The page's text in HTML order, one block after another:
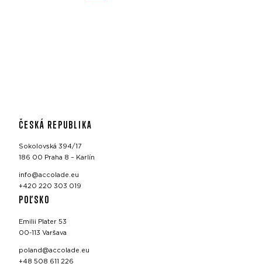
ČESKÁ REPUBLIKA
Sokolovská 394/17
186 00 Praha 8 – Karlín
info@accolade.eu
+420 220 303 019
POĽSKO
Emilii Plater 53
00-113 Varšava
poland@accolade.eu
+48 508 611 226